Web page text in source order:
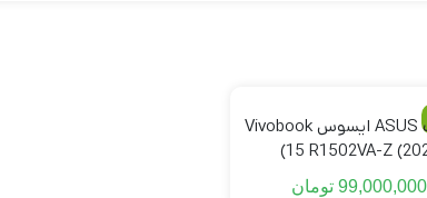
لپ تاپ ASUS ایسوس Vivobook
15 R1502VA-Z
99,000,000 تومان